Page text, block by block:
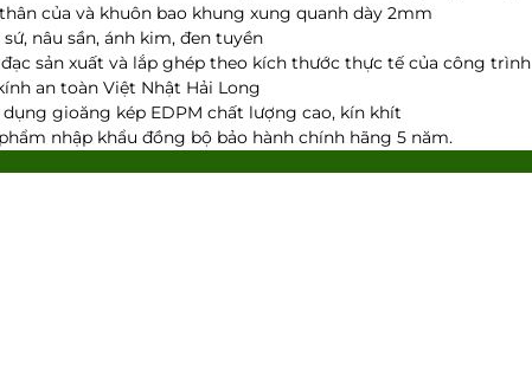
của và khuôn bao khung xung quanh dày 2mm
sứ, nâu sần, ánh kim, đen tuyền
sản xuất và lắp ghép theo kích thước thực tế của công trình
an toàn Việt Nhật Hải Long
dụng gioăng kép EDPM chất lượng cao, kín khít
nhập khẩu đồng bộ bảo hành chính hãng 5 năm.